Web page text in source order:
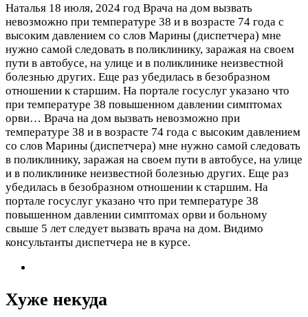
Наталья 18 июля, 2024 год Врача на дом вызвать
невозможно при температуре 38 и в возрасте 74 года с
высоким давлением со слов Марины (диспетчера) мне
нужно самой следовать в поликлинику, заражая на своем
пути в автобусе, на улице и в поликлинике неизвестной
болезнью других. Еще раз убедилась в безобразном
отношении к старшим. На портале госуслуг указано что
при температуре 38 повышенном давлении симптомах
орви… Врача на дом вызвать невозможно при
температуре 38 и в возрасте 74 года с высоким давлением
со слов Марины (диспетчера) мне нужно самой следовать
в поликлинику, заражая на своем пути в автобусе, на улице
и в поликлинике неизвестной болезнью других. Еще раз
убедилась в безобразном отношении к старшим. На
портале госуслуг указано что при температуре 38
повышенном давлении симптомах орви и больному
свыше 5 лет следует вызвать врача на дом. Видимо
консультанты диспетчера не в курсе.
Хуже некуда